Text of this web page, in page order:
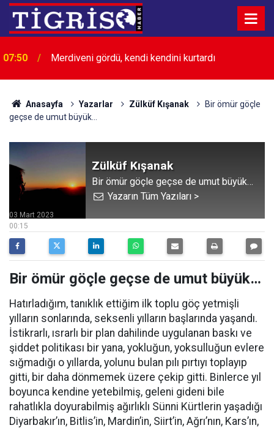
07:50 Merdiveni gördü, kendi kendini kurtardı
Anasayfa Yazarlar Zülküf Kışanak
Bir ömür göçle
geçse de umut büyük…
Zülküf Kışanak
Bir ömür göçle geçse de umut büyük…
Yazarın Tüm Yazıları >
00:15
03 Mart 2023
Bir ömür göçle geçse de umut büyük…
Hatırladığım, tanıklık ettiğim ilk toplu göç yetmişli
yılların sonlarında, seksenli yılların başlarında yaşandı.
İstikrarlı, ısrarlı bir plan dahilinde uygulanan baskı ve
şiddet politikası bir yana, yokluğun, yoksulluğun evlere
sığmadığı o yıllarda, yolunu bulan pılı pırtıyı toplayıp
gitti, bir daha dönmemek üzere çekip gitti. Binlerce yıl
boyunca kendine yetebilmiş, geleni gideni bile
rahatlıkla doyurabilmiş ağırlıklı Sünni Kürtlerin yaşadığı
Diyarbakır’ın, Bitlis’in, Mardin’in, Siirt’in, Ağrı’nın, Kars’ın,